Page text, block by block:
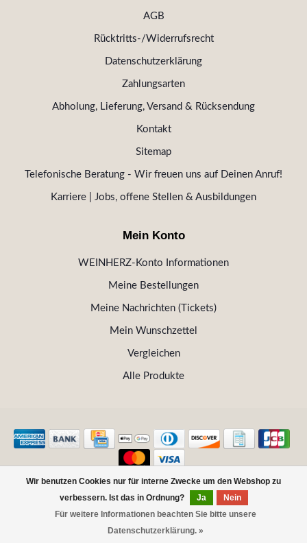
Wir benutzen Cookies nur für interne Zwecke um den Webshop zu
verbessern. Ist das in Ordnung?
Ja
Nein
Für weitere Informationen beachten Sie bitte unsere
Datenschutzerklärung. »
AGB
Rücktritts-/Widerrufsrecht
Datenschutzerklärung
Zahlungsarten
Abholung, Lieferung, Versand & Rücksendung
Kontakt
Sitemap
Telefonische Beratung - Wir freuen uns auf Deinen Anruf!
Karriere | Jobs, offene Stellen & Ausbildungen
Mein Konto
WEINHERZ-Konto Informationen
Meine Bestellungen
Meine Nachrichten (Tickets)
Mein Wunschzettel
Vergleichen
Alle Produkte
© Copyright 2026 WEINHERZ Kitzbühel - Die VINOTHEK in
FILTER